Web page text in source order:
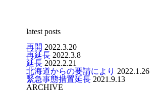
latest posts
再開 2022.3.20
再延長 2022.3.8
延長 2022.2.21
北海道からの要請により 2022.1.26
緊急事態措置延長 2021.9.13
ARCHIVE